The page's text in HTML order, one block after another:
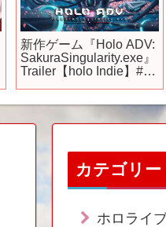
新作ゲーム『Holo ADV:
SakuraSingularity.exe』
Trailer【holo Indie】#ホ
カテゴリー
ホロライ